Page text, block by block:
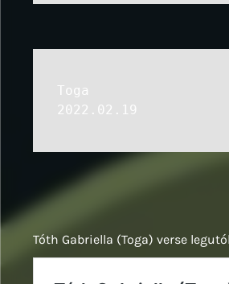
Toga
2022.02.19
Tóth Gabriella (Toga) verse